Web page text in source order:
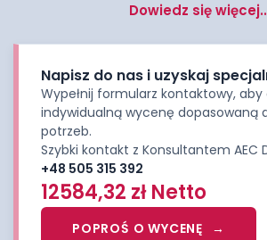
Dowiedz się
Napisz do nas i uzyskaj
Wypełnij formularz kontaktowy,
indywidualną wycenę dopasowaną
potrzeb.
Szybki kontakt z Konsultantem AEC
+48 505 315 392
12584,32 zł Netto
POPROŚ O WYCENĘ